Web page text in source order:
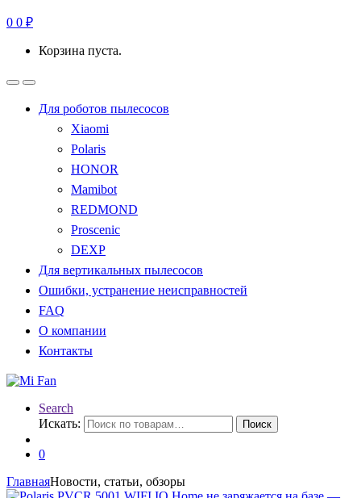
0 0 ₽
Корзина пуста.
Для роботов пылесосов
Xiaomi
Polaris
HONOR
Mamibot
REDMOND
Proscenic
DEXP
Для вертикальных пылесосов
Ошибки, устранение неисправностей
FAQ
О компании
Контакты
Search
Искать:
Поиск
0
ГлавнаяНовости, статьи, обзоры